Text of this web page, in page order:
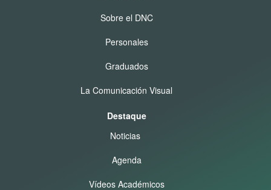
Sobre el DNC
Personales
Graduados
La Comunicación Visual
Destaque
Noticias
Agenda
Vídeos Académicos